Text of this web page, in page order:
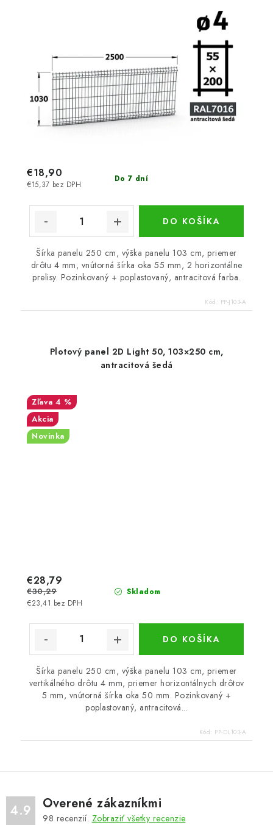
Do 7 dní
€15,37 bez DPH
€18,90
DO KOŠÍKA
Šírka panelu 250 cm, výška panelu 103 cm, priemer
drôtu 4 mm, vnútorná šírka oka 55 mm, 2 horizontálne
prelisy. Pozinkovaný + poplastovaný, antracitová farba.
Kód: PP-J103-A
Plotový panel 2D Light 50, 103×250 cm,
antracitová šedá
4 %
Akcia
Novinka
Skladom
€23,41 bez DPH
€28,79
€30,29
DO KOŠÍKA
Šírka panelu 250 cm, výška panelu 103 cm, priemer
vertikálného drôtu 4 mm, priemer horizontálnych drôtov
5 mm, vnútorná šírka oka 50 mm. Pozinkovaný +
poplastovaný, antracitová...
Kód: PP-DL103-A
4.9 Overené zákazníkmi
98 recenzií. Zobraziť všetky recenzie